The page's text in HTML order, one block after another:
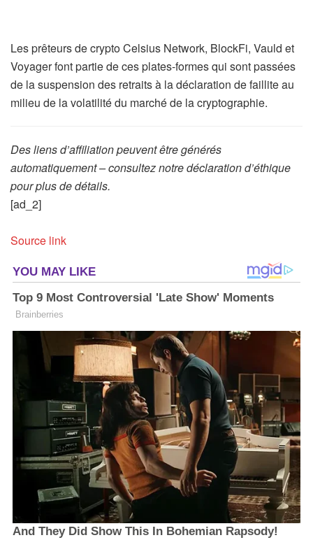
Les prêteurs de crypto Celsius Network, BlockFi, Vauld et
Voyager font partie de ces plates-formes qui sont passées
de la suspension des retraits à la déclaration de faillite au
milieu de la volatilité du marché de la cryptographie.
Des liens d’affiliation peuvent être générés
automatiquement – consultez notre déclaration d’éthique
pour plus de détails.
[ad_2]
Source link